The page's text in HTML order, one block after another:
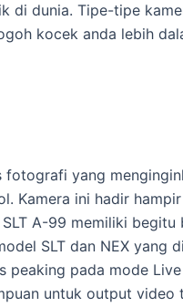
di dunia. Tipe-tipe
kocek anda lebih
fotografi yang
Kamera ini hadir
A-99 memiliki
SLT dan NEX yang
pada mode
untuk output video